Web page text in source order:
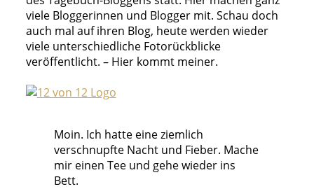
viele Bloggerinnen und Blogger mit. Schau doch
auch mal auf ihren Blog, heute werden wieder
viele unterschiedliche Fotorückblicke
veröffentlicht. – Hier kommt meiner.
Moin. Ich hatte eine ziemlich
verschnupfte Nacht und Fieber. Mache
mir einen Tee und gehe wieder ins
Bett.